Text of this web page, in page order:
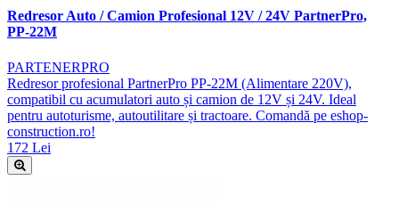
Redresor Auto / Camion Profesional 12V / 24V PartnerPro,
PP-22M
PARTENERPRO
Redresor profesional PartnerPro PP-22M (Alimentare 220V),
compatibil cu acumulatori auto și camion de 12V și 24V. Ideal
pentru autoturisme, autoutilitare și tractoare. Comandă pe eshop-
construction.ro!
172 Lei